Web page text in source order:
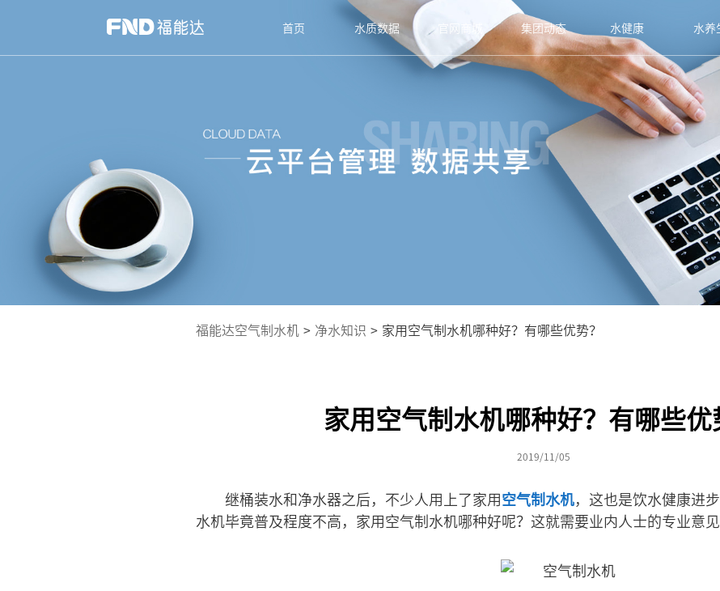
首页 水质数据 官网商城 集团动态 水健康 水养
福能达空气制水机 > 净水知识 > 家用空气制水机哪种好？有哪些优势？
家用空气制水机哪种好？有哪些优
2019/11/05
继桶装水和净水器之后，不少人用上了家用空气制水机，这也是饮水健康进
水机毕竟普及程度不高，家用空气制水机哪种好呢？这就需要业内人士的专业意见